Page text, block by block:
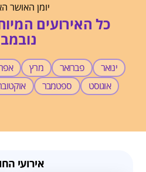
יומן האושר
כל האירועים
ינואר פברואר מרץ
אוגוסט
ספטמבר
אירועי